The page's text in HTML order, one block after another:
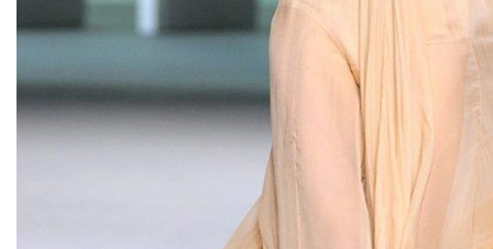
ОТПРАВИТЬ